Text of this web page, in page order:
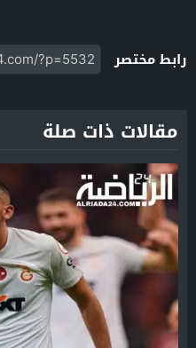
رابط مختصر
مقالات ذات صلة